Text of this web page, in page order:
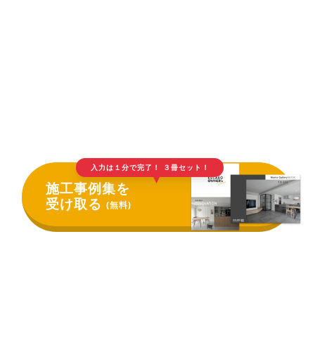
入力は１分で完了！ ３冊セット！
▲
施工事例集を
受け取る(無料)